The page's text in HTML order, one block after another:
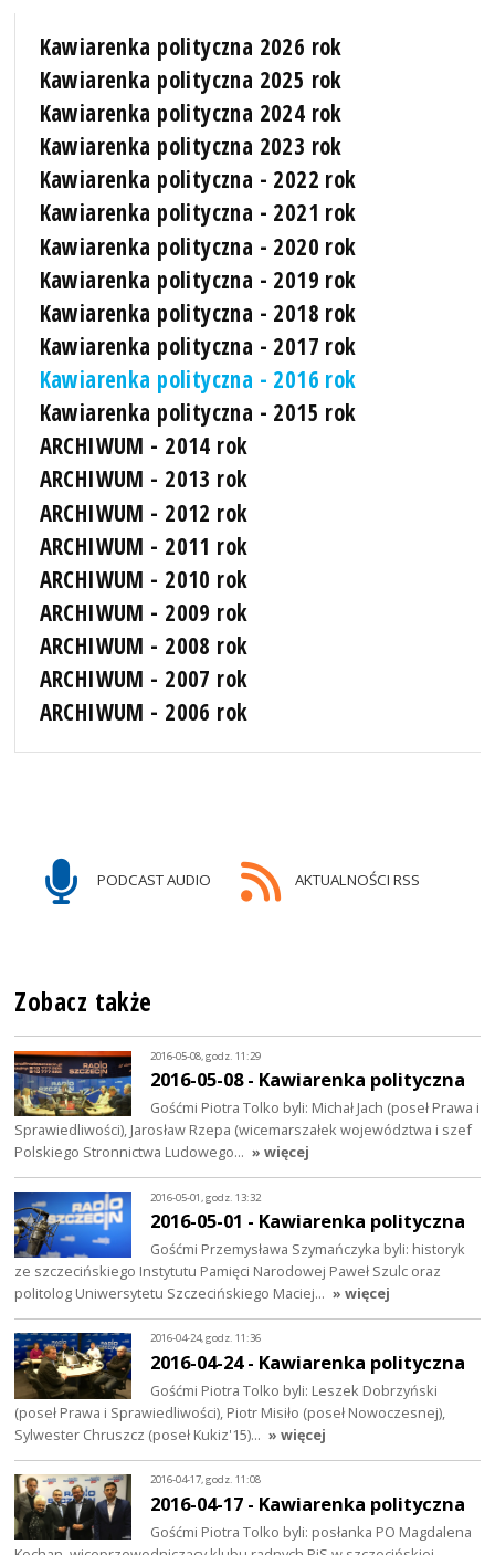
Kawiarenka polityczna 2026 rok
Kawiarenka polityczna 2025 rok
Kawiarenka polityczna 2024 rok
Kawiarenka polityczna 2023 rok
Kawiarenka polityczna - 2022 rok
Kawiarenka polityczna - 2021 rok
Kawiarenka polityczna - 2020 rok
Kawiarenka polityczna - 2019 rok
Kawiarenka polityczna - 2018 rok
Kawiarenka polityczna - 2017 rok
Kawiarenka polityczna - 2016 rok
Kawiarenka polityczna - 2015 rok
ARCHIWUM - 2014 rok
ARCHIWUM - 2013 rok
ARCHIWUM - 2012 rok
ARCHIWUM - 2011 rok
ARCHIWUM - 2010 rok
ARCHIWUM - 2009 rok
ARCHIWUM - 2008 rok
ARCHIWUM - 2007 rok
ARCHIWUM - 2006 rok
PODCAST AUDIO AKTUALNOŚCI RSS
Zobacz także
2016-05-08, godz. 11:29
2016-05-08 - Kawiarenka polityczna
Gośćmi Piotra Tolko byli: Michał Jach (poseł Prawa i
Sprawiedliwości), Jarosław Rzepa (wicemarszałek województwa i szef
Polskiego Stronnictwa Ludowego… » więcej
2016-05-01, godz. 13:32
2016-05-01 - Kawiarenka polityczna
Gośćmi Przemysława Szymańczyka byli: historyk
ze szczecińskiego Instytutu Pamięci Narodowej Paweł Szulc oraz
politolog Uniwersytetu Szczecińskiego Maciej… » więcej
2016-04-24, godz. 11:36
2016-04-24 - Kawiarenka polityczna
Gośćmi Piotra Tolko byli: Leszek Dobrzyński
(poseł Prawa i Sprawiedliwości), Piotr Misiło (poseł Nowoczesnej),
Sylwester Chruszcz (poseł Kukiz'15)… » więcej
2016-04-17, godz. 11:08
2016-04-17 - Kawiarenka polityczna
Gośćmi Piotra Tolko byli: posłanka PO Magdalena